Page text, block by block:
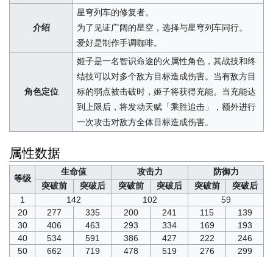
介绍
星穹列车的修复者。
为了见证广阔的星空，选择与星穹列车同行。
爱好是制作手调咖啡。
角色定位
姬子是一名智识命途的火属性角色，其战技和终
结技可以对多个敌方目标造成伤害。当有敌方目
标的弱点被击破时，姬子将获得充能。当充能达
到上限后，将发动天赋「乘胜追击」，额外进行
一次攻击对敌方全体目标造成伤害。
属性数据
等级
生命值 攻击力
防御力
突破前
突破后 突破前 突破后 突破前
突破后
1
142 102
59
20
277 335 200 241 115
139
30
406 463 293 334 169
193
40
534 591 386 427 222
246
50
662 719 478 519 276
299